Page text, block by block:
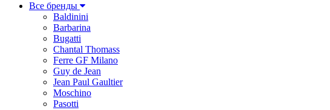
Все бренды
Baldinini
Barbarina
Bugatti
Chantal Thomass
Ferre GF Milano
Guy de Jean
Jean Paul Gaultier
Moschino
Pasotti